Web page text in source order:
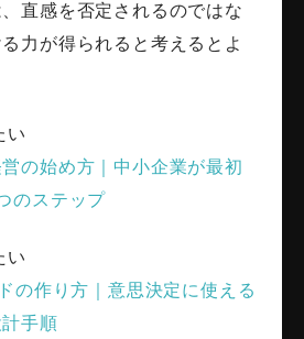
直感を否定されるのではな
力が得られると考えるとよ
い
の始め方｜中小企業が最初
のステップ
い
の作り方｜意思決定に使える
手順